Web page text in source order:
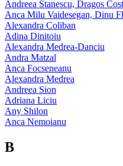
Andreea Stanescu, Dragos
Anca Milu Vaidesegan, Dinu
Alexandra Coliban
Adina Dinitoiu
Alexandra Medrea-Danciu
Andra Matzal
Anca Focseneanu
Alexandra Medrea
Andreea Sion
Adriana Liciu
Any Shilon
Anca Nemoianu
B